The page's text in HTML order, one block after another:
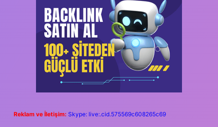
Reklam ve İletişim: Skype: live:.cid.575569c608265c69